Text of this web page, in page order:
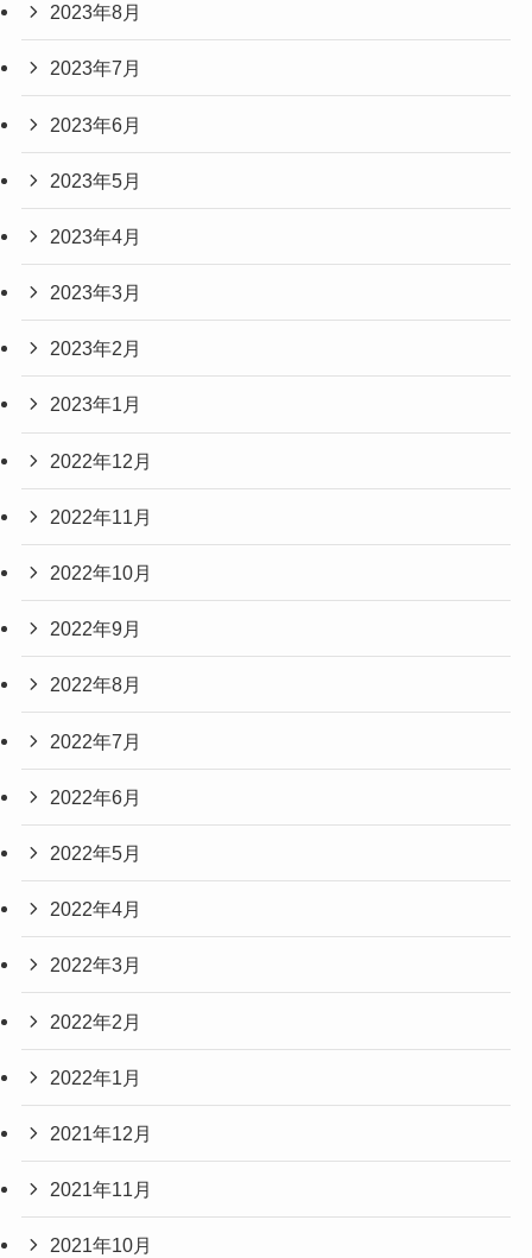
2023年8月
2023年7月
2023年6月
2023年5月
2023年4月
2023年3月
2023年2月
2023年1月
2022年12月
2022年11月
2022年10月
2022年9月
2022年8月
2022年7月
2022年6月
2022年5月
2022年4月
2022年3月
2022年2月
2022年1月
2021年12月
2021年11月
2021年10月